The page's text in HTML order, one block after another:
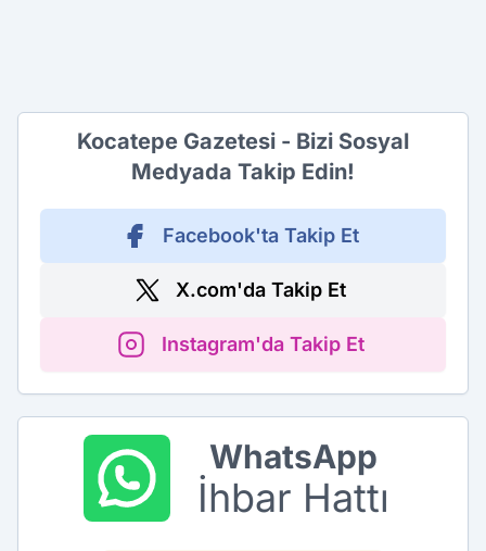
Kocatepe Gazetesi - Bizi Sosyal
Medyada Takip Edin!
Facebook'ta Takip Et
X.com'da Takip Et
Instagram'da Takip Et
WhatsApp
İhbar Hattı